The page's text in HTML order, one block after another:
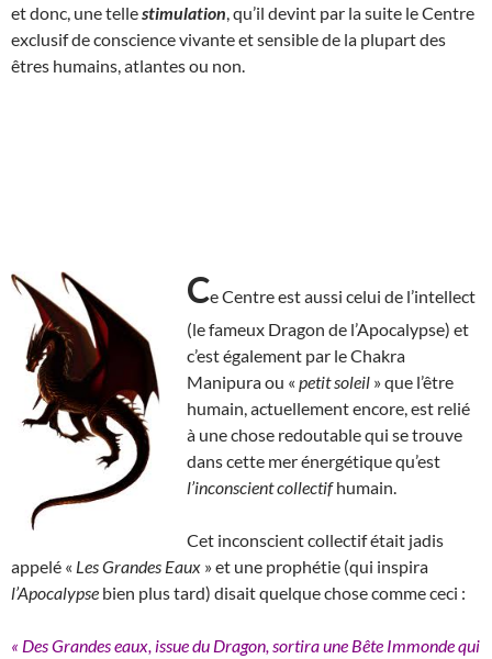
et donc, une tellestimulation , qu’il devint par la suite le Centre
exclusif de conscience vivante et sensible de la plupart des
êtres humains, atlantes ou non.
Ce Centre est aussi celui de l’intellect
(le fameux Dragon de l’Apocalypse) et
c’est également par le Chakra
Manipura ou « petit soleil » que l’être
humain, actuellement encore, est relié
à une chose redoutable qui se trouve
dans cette mer énergétique qu’est
l’inconscient collectifhumain.
Cet inconscient collectif était jadis
appelé « Les Grandes Eaux » et une prophétie (qui inspira
l’Apocalypse bien plus tard) disait quelque chose comme ceci :
« Des Grandes eaux, issue du Dragon, sortira une Bête Immonde qui